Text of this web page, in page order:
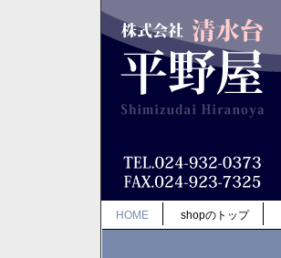
HOME shopのトップ